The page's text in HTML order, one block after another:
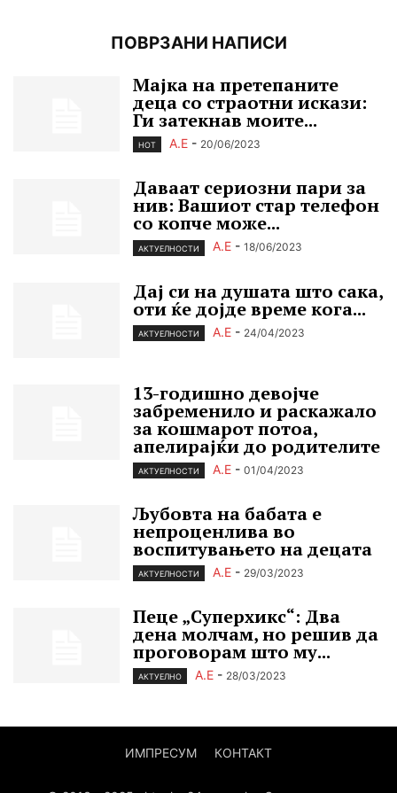
ПОВРЗАНИ НАПИСИ
Мајка на претепаните
деца со страотни искази:
Ги затекнав моите...
HOT А.Е - 20/06/2023
Даваат сериозни пари за
нив: Вашиот стар телефон
со копче може...
АКТУЕЛНОСТИ А.Е - 18/06/2023
Дај си на душата што сака,
оти ќе дојде време кога...
АКТУЕЛНОСТИ А.Е - 24/04/2023
13-годишно девојче
забременило и раскажало
за кошмарот потоа,
апелирајќи до родителите
АКТУЕЛНОСТИ А.Е - 01/04/2023
Љубовта на бабата е
непроценлива во
воспитувањето на децата
АКТУЕЛНОСТИ А.Е - 29/03/2023
Пеце „Cуперхикс“: Два
дена молчам, но решив да
проговорам што му...
АКТУЕЛНО А.Е - 28/03/2023
ИМПРЕСУМ КОНТАКТ